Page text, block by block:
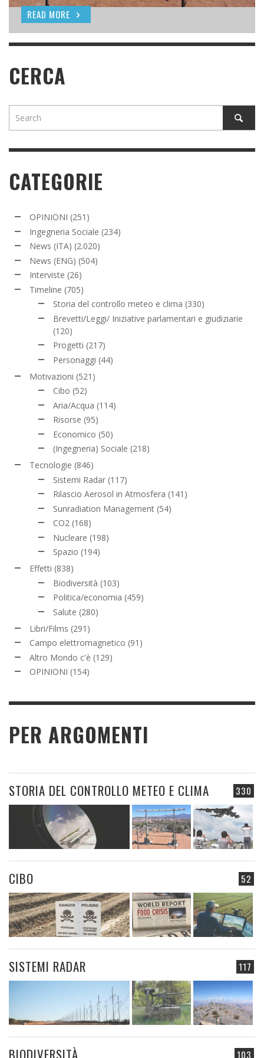
READ MORE
READ MORE
CERCA
CATEGORIE
OPINIONI (251)
Ingegneria Sociale (234)
News (ITA) (2.020)
News (ENG) (504)
Interviste (26)
Timeline (705)
Storia del controllo meteo e clima (330)
Brevetti/Leggi/ Iniziative parlamentari e giudiziarie
(120)
Progetti (217)
Personaggi (44)
Motivazioni (521)
Cibo (52)
Aria/Acqua (114)
Risorse (95)
Economico (50)
(Ingegneria) Sociale (218)
Tecnologie (846)
Sistemi Radar (117)
Rilascio Aerosol in Atmosfera (141)
Sunradiation Management (54)
CO2 (168)
Nucleare (198)
Spazio (194)
Effetti (838)
Biodiversità (103)
Politica/economia (459)
Salute (280)
Libri/Films (291)
Campo elettromagnetico (91)
Altro Mondo c'è (129)
OPINIONI (154)
PER ARGOMENTI
330
STORIA DEL CONTROLLO METEO E CLIMA
52
CIBO
117
SISTEMI RADAR
103
BIODIVERSITÀ